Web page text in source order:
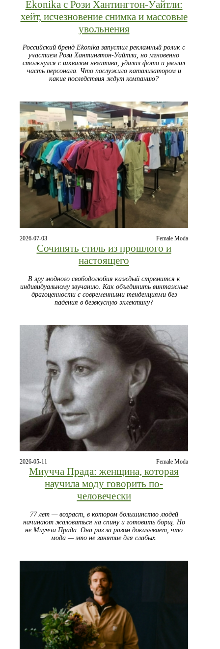
Ekonika с Рози Хантингтон‑Уайтли:
хейт, исчезновение снимка и массовые
увольнения
Российский бренд Ekonika запустил рекламный ролик с
участием Рози Хантингтон‑Уайтли, но мгновенно
столкнулся с шквалом негатива, удалил фото и уволил
часть персонала. Что послужило катализатором и
какие последствия ждут компанию?
2026-07-03 Female Moda
Сочинять стиль из прошлого и
настоящего
В эру модного свободолюбия каждый стремится к
индивидуальному звучанию. Как объединить винтажные
драгоценности с современными тенденциями без
падения в безвкусную эклектику?
2026-05-11 Female Moda
Миучча Прада: женщина, которая
научила моду говорить по-
человечески
77 лет — возраст, в котором большинство людей
начинают жаловаться на спину и готовить борщ. Но
не Миучча Прада. Она раз за разом доказывает, что
мода — это не занятие для слабых.